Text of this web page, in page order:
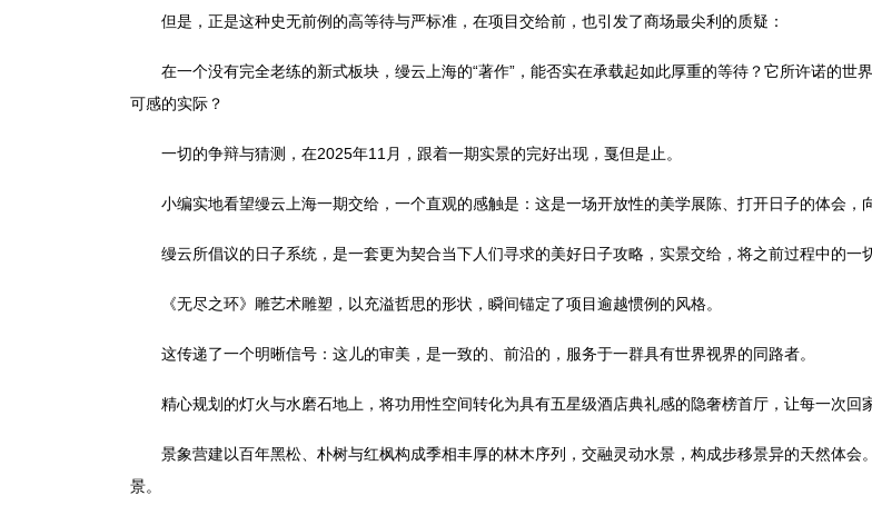
但是，正是这种史无前例的高等待与严标准，在项目交给前，也引发了商场最尖利的质疑：
在一个没有完全老练的新式板块，缦云上海的“著作”，能否实在承载起如此厚重的等待？它所许诺的世
可感的实际？
一切的争辩与猜测，在2025年11月，跟着一期实景的完好出现，戛但是止。
小编实地看望缦云上海一期交给，一个直观的感触是：这是一场开放性的美学展陈、打开日子的体会，
缦云所倡议的日子系统，是一套更为契合当下人们寻求的美好日子攻略，实景交给，将之前过程中的一
《无尽之环》雕艺术雕塑，以充溢哲思的形状，瞬间锚定了项目逾越惯例的风格。
这传递了一个明晰信号：这儿的审美，是一致的、前沿的，服务于一群具有世界视界的同路者。
精心规划的灯火与水磨石地上，将功用性空间转化为具有五星级酒店典礼感的隐奢榜首厅，让每一次回
景象营建以百年黑松、朴树与红枫构成季相丰厚的林木序列，交融灵动水景，构成步移景异的天然体会
景。